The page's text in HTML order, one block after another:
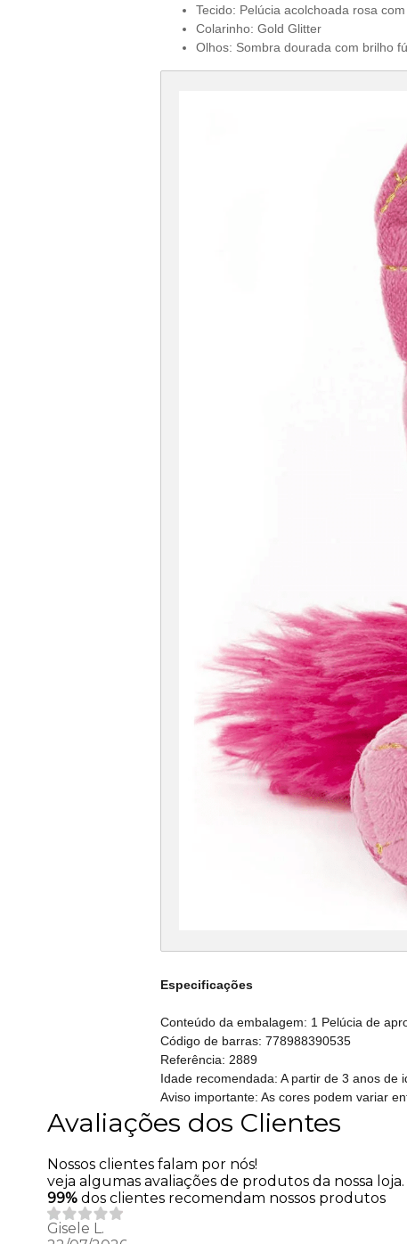
Tecido: Pelúcia acolchoada rosa
Colarinho: Gold Glitter
Olhos: Sombra dourada com brilho
Especificações
Conteúdo da embalagem: 1 Pelúcia de
Código de barras: 778988390535
Referência: 2889
Idade recomendada: A partir de 3 anos de
Aviso importante: As cores podem variar
Avaliações dos Clientes
Nossos clientes falam por nós!
veja algumas avaliações de produtos da nossa loja.
99% dos clientes recomendam nossos produtos
Gisele L.